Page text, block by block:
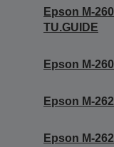
Epson M-
TU.GUIDE
Epson M-
Epson M-
Epson M-